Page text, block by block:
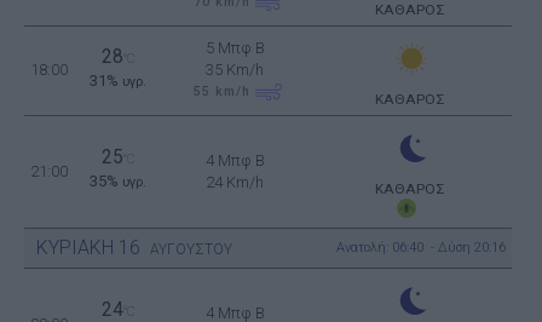
ΚΑΘΑΡΟΣ
18:00
28
31% υγρ.
5 Μπφ B
35 Km/h
55 km/h ΚΑΘΑΡΟΣ
21:00
25
35% υγρ.
4 Μπφ B
24 Km/h
ΚΑΘΑΡΟΣ
ΚΥΡΙΑΚΗ 16 ΑΥΓΟΥΣΤΟΥ Ανατολή: 06:40 - Δύση 20:16
24°C 4 Μπφ B